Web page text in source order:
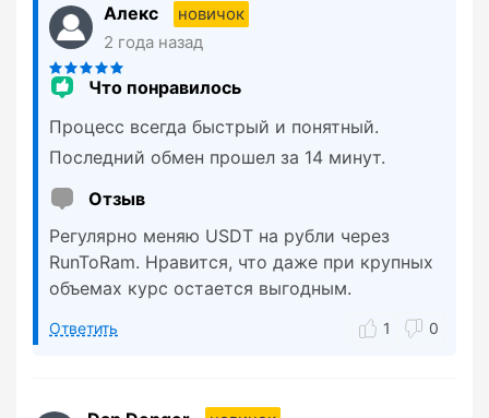
Алекс
новичок
2 года назад
Что понравилось
Процесс всегда быстрый и понятный.
Последний обмен прошел за 14 минут.
Отзыв
Регулярно меняю USDT на рубли через
RunToRam. Нравится, что даже при крупных
объемах курс остается выгодным.
Ответить 1 0